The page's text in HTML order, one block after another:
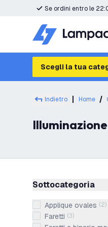
Se ordini entro le
Scegli la tua
Indietro Home
Sottocategoria
Applique ovales (2)
Faretti (3)